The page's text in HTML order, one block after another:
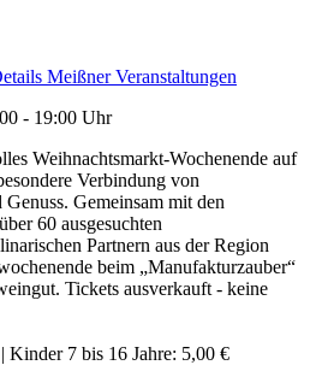
Meißner Veranstaltungen
- 19:00 Uhr
Weihnachtsmarkt-Wochenende auf
Verbindung von
Gemeinsam mit den
60 ausgesuchten
Partnern aus der Region
beim „Manufakturzauber“
Tickets ausverkauft - keine
Kinder 7 bis 16 Jahre: 5,00 €